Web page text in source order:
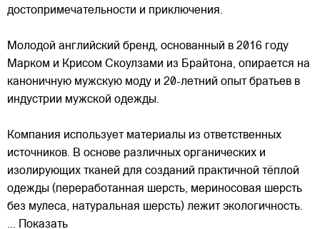
достопримечательности и приключения.
Молодой английский бренд, основанный в 2016 году
Марком и Крисом Скоулзами из Брайтона, опирается на
каноничную мужскую моду и 20-летний опыт братьев в
индустрии мужской одежды.
Компания использует материалы из ответственных
источников. В основе различных органических и
изолирующих тканей для созданий практичной тёплой
одежды (переработанная шерсть, мериносовая шерсть
без мулеса, натуральная шерсть) лежит экологичность.
... Показать